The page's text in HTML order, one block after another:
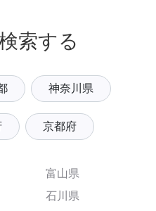
索する
神奈川県
京都府
富山県
石川県